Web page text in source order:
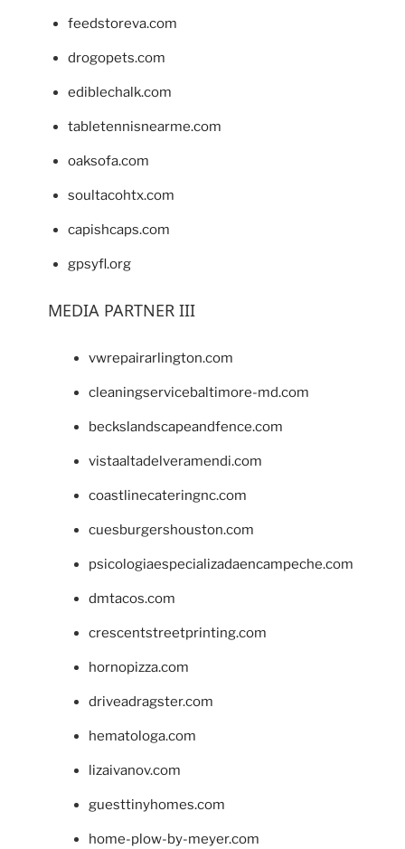
feedstoreva.com
drogopets.com
ediblechalk.com
tabletennisnearme.com
oaksofa.com
soultacohtx.com
capishcaps.com
gpsyfl.org
MEDIA PARTNER III
vwrepairarlington.com
cleaningservicebaltimore-md.com
beckslandscapeandfence.com
vistaaltadelveramendi.com
coastlinecateringnc.com
cuesburgershouston.com
psicologiaespecializadaencampeche.com
dmtacos.com
crescentstreetprinting.com
hornopizza.com
driveadragster.com
hematologa.com
lizaivanov.com
guesttinyhomes.com
home-plow-by-meyer.com